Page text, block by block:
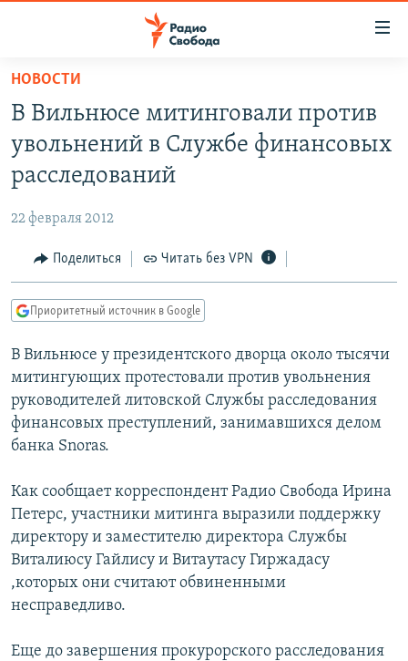
упрощенного
доступа
основному
Вернутся
Вернутся
поиску
АВТОРСКИЕ ПРОЕКТЫ
МНЕНИЯ
КУЛЬТУРА
КАВКАЗ.РЕАЛИИ
СЕВЕР.РЕАЛИИ
СИБИРЬ.РЕАЛИИ
РАСПИСАНИЕ ВЕЩАНИЯ
СОЦИАЛЬНЫЕ СЕТИ
НОВОСТИ
В Вильнюсе митинговали против
увольнений в Службе финансовых
расследований
22 февраля 2012
Поделиться Читать без VPN
Приоритетный источник в Google
В Вильнюсе у президентского дворца около тысячи
митингующих протестовали против увольнения
руководителей литовской Службы расследования
финансовых преступлений, занимавшихся делом
банка Snoras.
Как сообщает корреспондент Радио Свобода Ирина
Петерс, участники митинга выразили поддержку
директору и заместителю директора Службы
Виталиюсу Гайлису и Витаутасу Гиржадасу
,которых они считают обвиненными
несправедливо.
Еще до завершения прокурорского расследования